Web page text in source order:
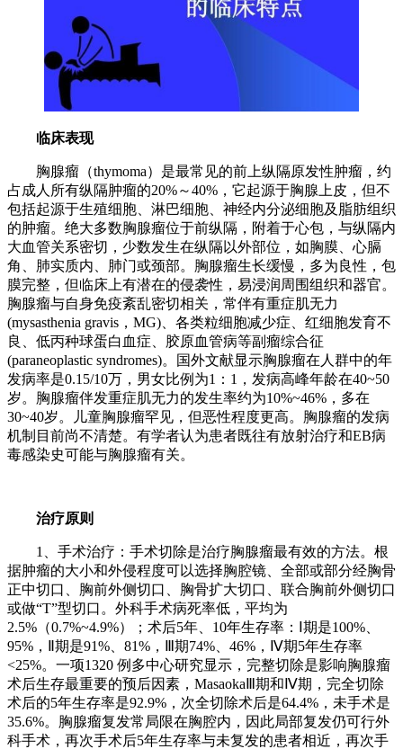
临床表现
胸腺瘤（thymoma）是最常见的前上纵隔原发性肿瘤，约
占成人所有纵隔肿瘤的20%～40%，它起源于胸腺上皮，但不
包括起源于生殖细胞、淋巴细胞、神经内分泌细胞及脂肪组织
的肿瘤。绝大多数胸腺瘤位于前纵隔，附着于心包，与纵隔内
大血管关系密切，少数发生在纵隔以外部位，如胸膜、心膈
角、肺实质内、肺门或颈部。胸腺瘤生长缓慢，多为良性，包
膜完整，但临床上有潜在的侵袭性，易浸润周围组织和器官。
胸腺瘤与自身免疫紊乱密切相关，常伴有重症肌无力
(mysasthenia gravis，MG)、各类粒细胞减少症、红细胞发育不
良、低丙种球蛋白血症、胶原血管病等副瘤综合征
(paraneoplastic syndromes)。国外文献显示胸腺瘤在人群中的年
发病率是0.15/10万，男女比例为1：1，发病高峰年龄在40~50
岁。胸腺瘤伴发重症肌无力的发生率约为10%~46%，多在
30~40岁。儿童胸腺瘤罕见，但恶性程度更高。胸腺瘤的发病
机制目前尚不清楚。有学者认为患者既往有放射治疗和EB病
毒感染史可能与胸腺瘤有关。
治疗原则
1、手术治疗：手术切除是治疗胸腺瘤最有效的方法。根
据肿瘤的大小和外侵程度可以选择胸腔镜、全部或部分经胸骨
正中切口、胸前外侧切口、胸骨扩大切口、联合胸前外侧切口
或做“T”型切口。外科手术病死率低，平均为
2.5%（0.7%~4.9%）；术后5年、10年生存率：Ⅰ期是100%、
95%，Ⅱ期是91%、81%，Ⅲ期74%、46%，Ⅳ期5年生存率
<25%。一项1320 例多中心研究显示，完整切除是影响胸腺瘤
术后生存最重要的预后因素，MasaokaⅢ期和Ⅳ期，完全切除
术后的5年生存率是92.9%，次全切除术后是64.4%，未手术是
35.6%。胸腺瘤复发常局限在胸腔内，因此局部复发仍可行外
科手术，再次手术后5年生存率与未复发的患者相近，再次手